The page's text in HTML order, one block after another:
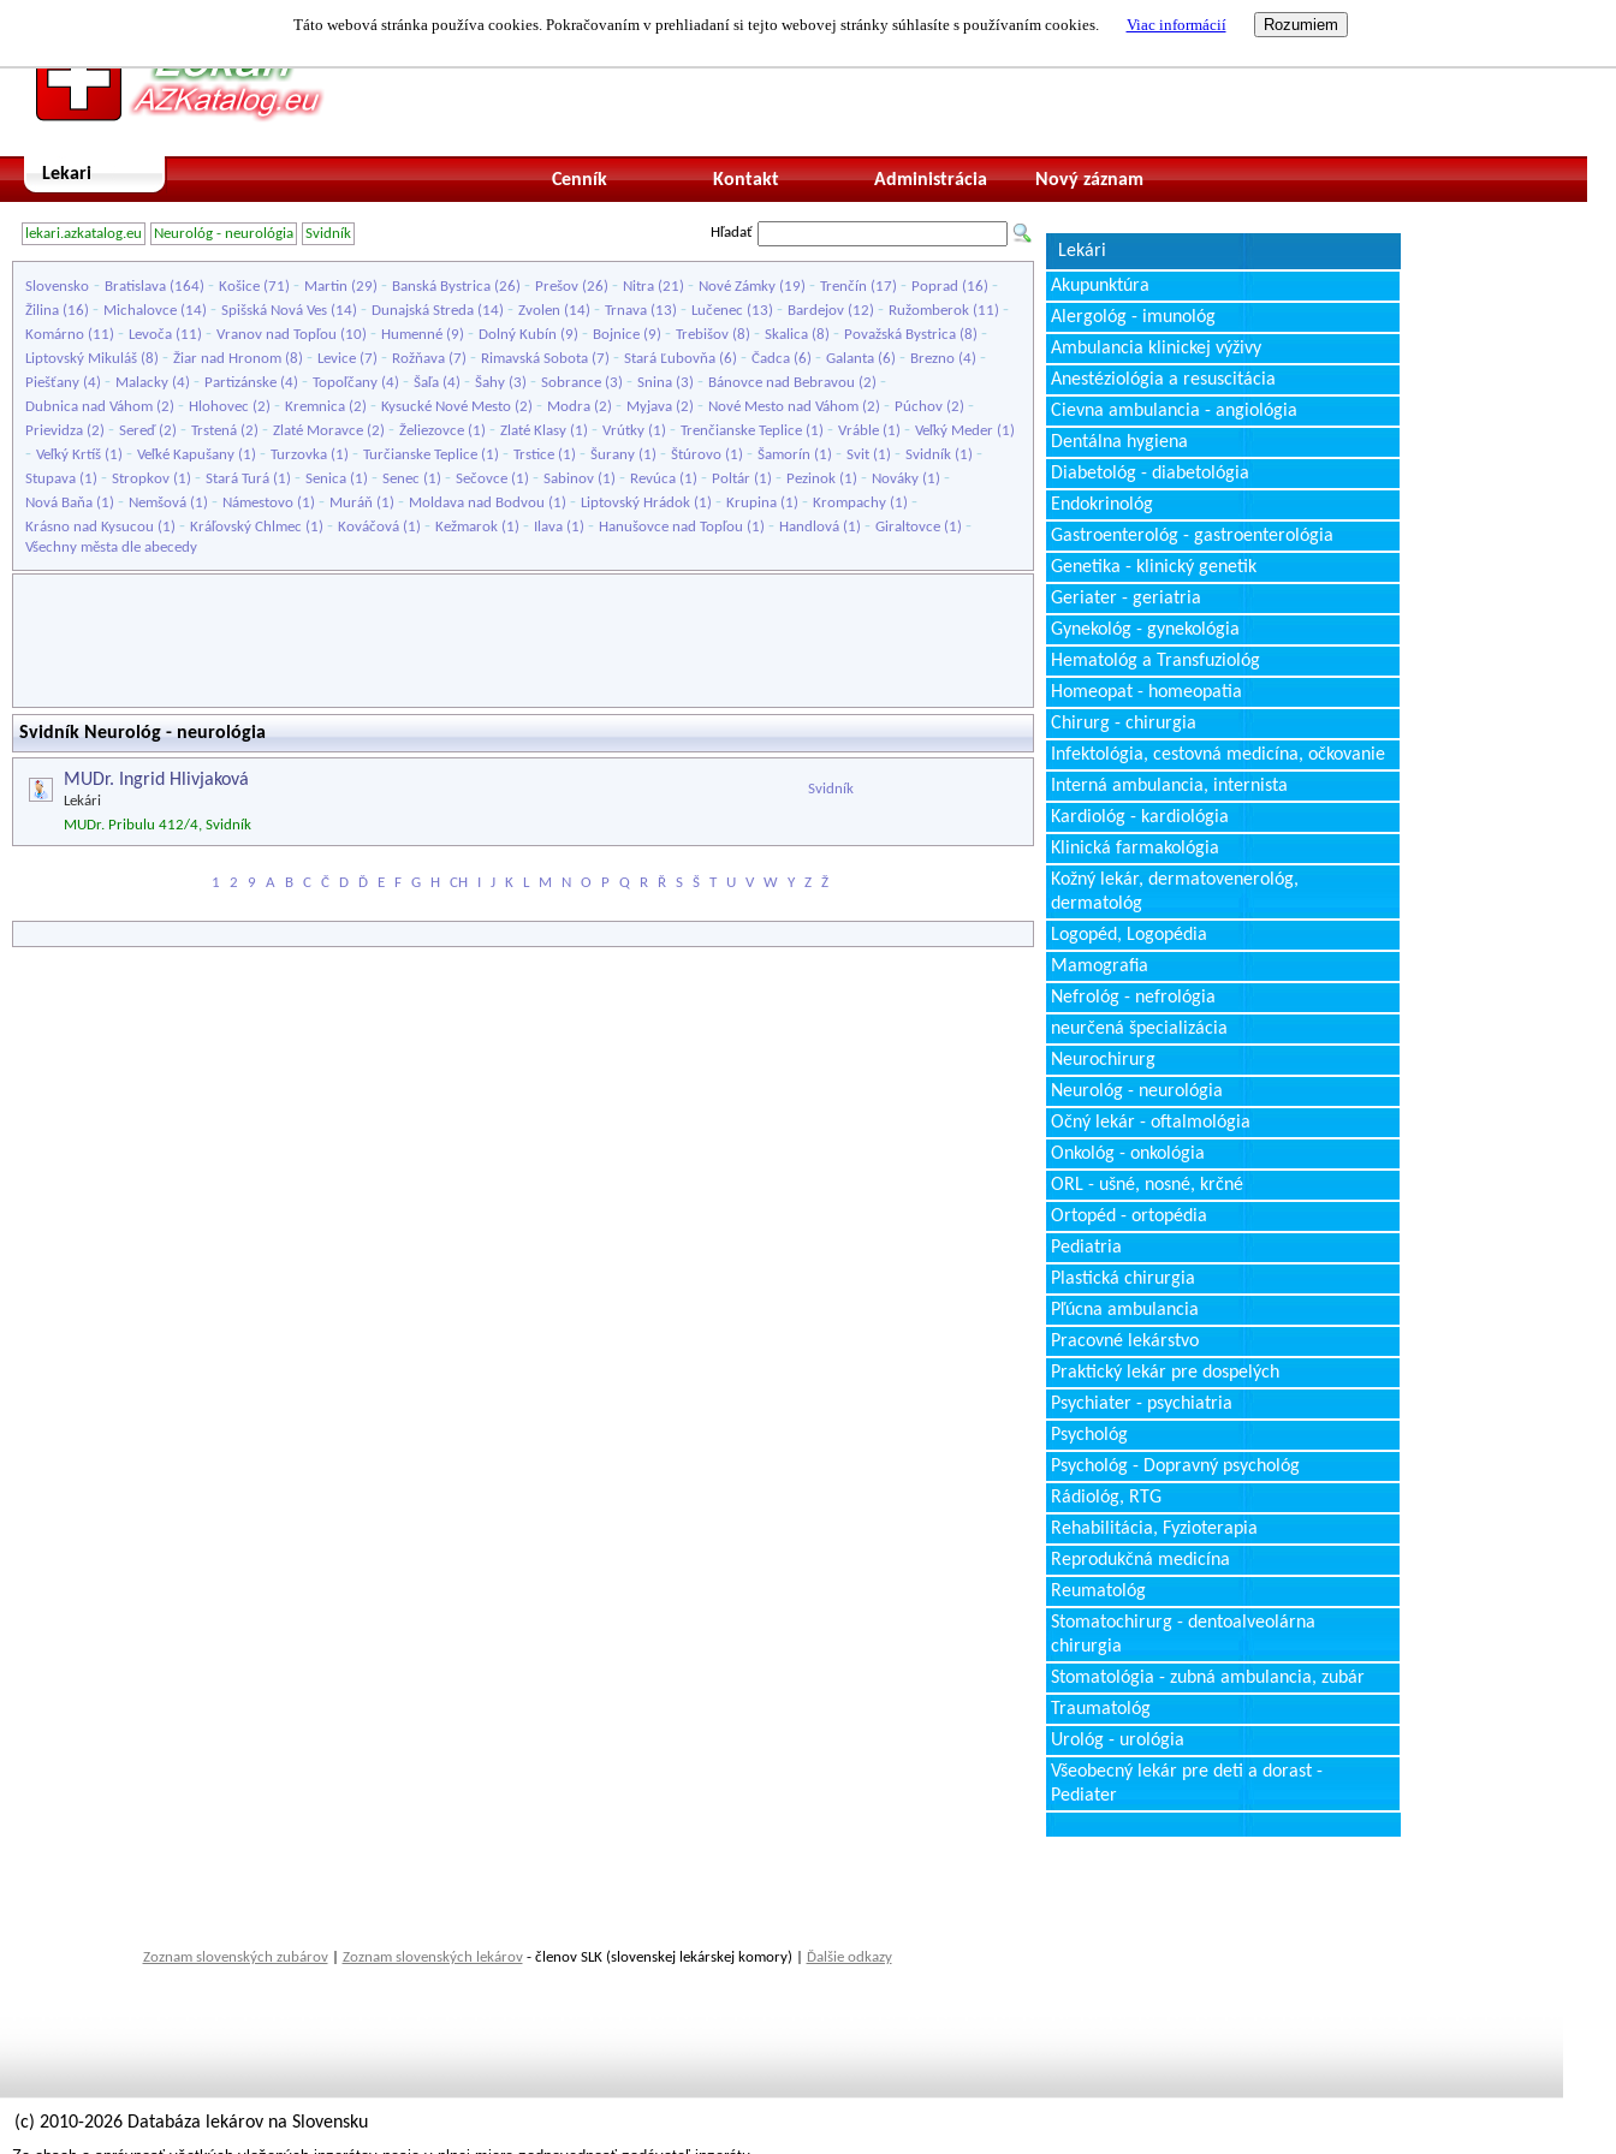
Táto webová stránka používa cookies. Pokračovaním v prehliadaní si tejto webovej stránky súhlasíte s používaním cookies. Viac informácií
Lekari Nový záznam
Administrácia
Kontakt
Cenník
lekari.azkatalog.eu Neurológ - neurológia Svidník Hľadať
Slovensko - Bratislava (164) - Košice (71) - Martin (29) - Banská Bystrica (26) - Prešov (26) - Nitra (21) - Nové Zámky (19) - Trenčín (17) - Poprad (16) -
Žilina (16) - Michalovce (14) - Spišská Nová Ves (14) - Dunajská Streda (14) - Zvolen (14) - Trnava (13) - Lučenec (13) - Bardejov (12) - Ružomberok (11) -
Komárno (11) - Levoča (11) - Vranov nad Topľou (10) - Humenné (9) - Dolný Kubín (9) - Bojnice (9) - Trebišov (8) - Skalica (8) - Považská Bystrica (8) -
Liptovský Mikuláš (8) - Žiar nad Hronom (8) - Levice (7) - Rožňava (7) - Rimavská Sobota (7) - Stará Ľubovňa (6) - Čadca (6) - Galanta (6) - Brezno (4) -
Piešťany (4) - Malacky (4) - Partizánske (4) - Topoľčany (4) - Šaľa (4) - Šahy (3) - Sobrance (3) - Snina (3) - Bánovce nad Bebravou (2) -
Dubnica nad Váhom (2) - Hlohovec (2) - Kremnica (2) - Kysucké Nové Mesto (2) - Modra (2) - Myjava (2) - Nové Mesto nad Váhom (2) - Púchov (2) -
Prievidza (2) - Sereď(2) - Trstená (2) - Zlaté Moravce (2) - Želiezovce (1) - Zlaté Klasy (1) - Vrútky (1) - Trenčianske Teplice (1) - Vráble (1) - Veľký Meder (1)
- Veľký Krtíš (1) - Veľké Kapušany (1) - Turzovka (1) - Turčianske Teplice (1) - Trstice (1) - Šurany (1) - Štúrovo (1) - Šamorín (1) - Svit (1) - Svidník (1) -
Stupava (1) - Stropkov (1) - Stará Turá (1) - Senica (1) - Senec (1) - Sečovce (1) - Sabinov (1) - Revúca (1) - Poltár (1) - Pezinok (1) - Nováky (1) -
Nová Baňa (1) - Nemšová (1) - Námestovo (1) - Muráň (1) - Moldava nad Bodvou (1) - Liptovský Hrádok (1) - Krupina (1) - Krompachy (1) -
Krásno nad Kysucou (1) - Kráľovský Chlmec (1) - Kováčová (1) - Kežmarok (1) - Ilava (1) - Hanušovce nad Topľou (1) - Handlová (1) - Giraltovce (1) -
Všechny města dle abecedy
Svidník Neurológ - neurológia
MUDr. Ingrid Hlivjaková
Lekári
Svidník
MUDr. Pribulu 412/4, Svidník
1 2 9 A B C Č D Ď E F G H CH I J K L M N O P Q R Ř S Š T U V W Y Z Ž
Lekári
Akupunktúra
Alergológ - imunológ
Ambulancia klinickej výživy
Anestéziológia a resuscitácia
Cievna ambulancia - angiológia
Dentálna hygiena
Diabetológ - diabetológia
Endokrinológ
Gastroenterológ - gastroenterológia
Genetika - klinický genetik
Geriater - geriatria
Gynekológ - gynekológia
Hematológ a Transfuziológ
Homeopat - homeopatia
Chirurg - chirurgia
Infektológia, cestovná medicína, očkovanie
Interná ambulancia, internista
Kardiológ - kardiológia
Klinická farmakológia
Kožný lekár, dermatovenerológ,
dermatológ
Logopéd, Logopédia
Mamografia
Nefrológ - nefrológia
neurčená špecializácia
Neurochirurg
Neurológ - neurológia
Očný lekár - oftalmológia
Onkológ - onkológia
ORL - ušné, nosné, krčné
Ortopéd - ortopédia
Pediatria
Plastická chirurgia
Pľúcna ambulancia
Pracovné lekárstvo
Praktický lekár pre dospelých
Psychiater - psychiatria
Psychológ
Psychológ - Dopravný psychológ
Rádiológ, RTG
Rehabilitácia, Fyzioterapia
Reprodukčná medicína
Reumatológ
Stomatochirurg - dentoalveolárna
chirurgia
Stomatológia - zubná ambulancia, zubár
Traumatológ
Urológ - urológia
Všeobecný lekár pre deti a dorast -
Pediater
Zoznam slovenských zubárov| Zoznam slovenských lekárov- členov SLK (slovenskej lekárskej komory) | Ďalšie odkazy
(c) 2010-2026 Databáza lekárov na Slovensku